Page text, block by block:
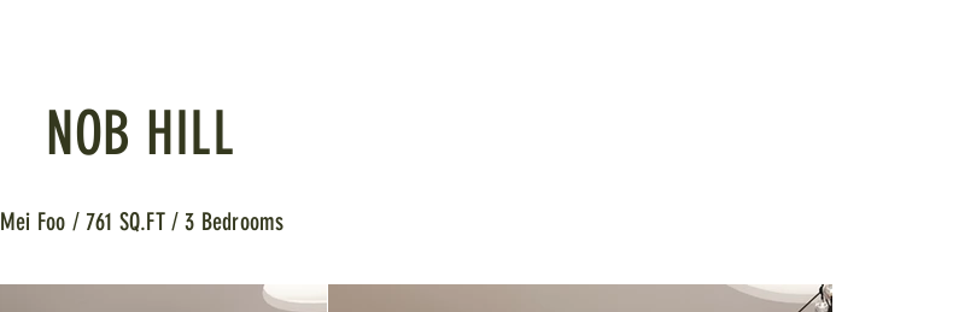
NOB HILL
Mei Foo / 761 SQ.FT / 3 Bedrooms